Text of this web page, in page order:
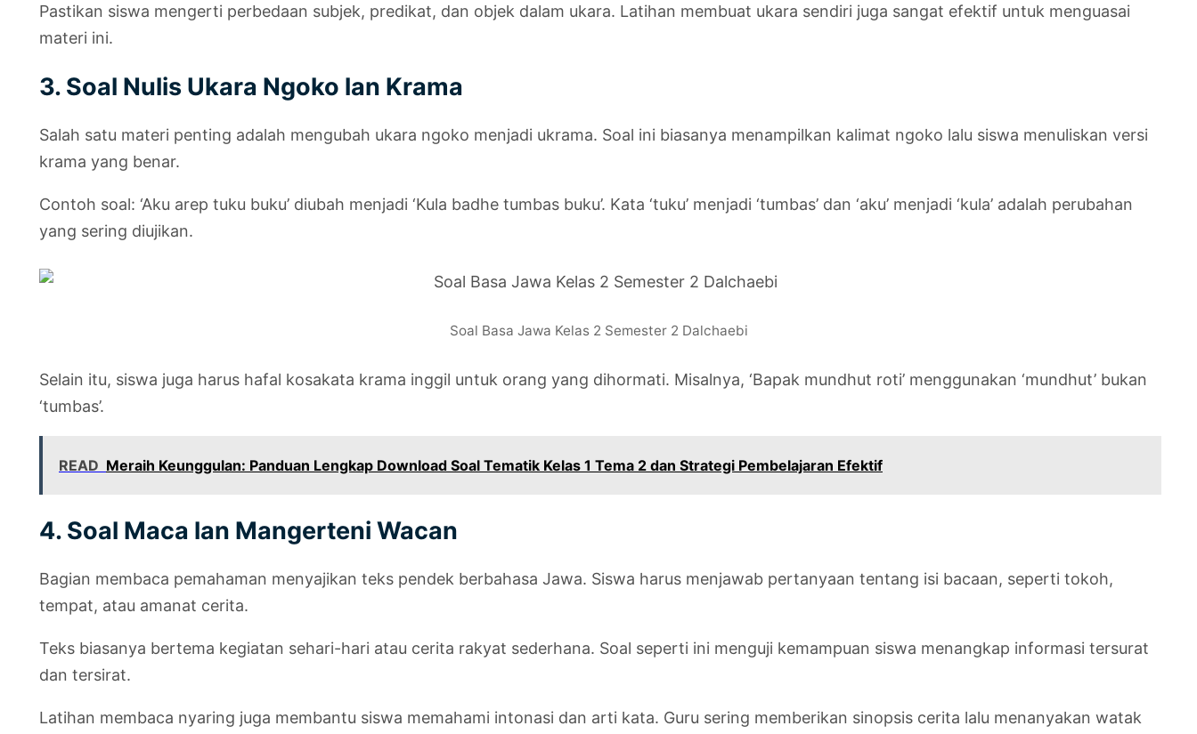
Pastikan siswa mengerti perbedaan subjek, predikat, dan objek dalam ukara. Latihan membuat ukara sendiri juga sangat efektif untuk menguasai
materi ini.
3. Soal Nulis Ukara Ngoko lan Krama
Salah satu materi penting adalah mengubah ukara ngoko menjadi ukrama. Soal ini biasanya menampilkan kalimat ngoko lalu siswa menuliskan versi
krama yang benar.
Contoh soal: ‘Aku arep tuku buku’ diubah menjadi ‘Kula badhe tumbas buku’. Kata ‘tuku’ menjadi ‘tumbas’ dan ‘aku’ menjadi ‘kula’ adalah perubahan
yang sering diujikan.
Soal Basa Jawa Kelas 2 Semester 2 Dalchaebi
Selain itu, siswa juga harus hafal kosakata krama inggil untuk orang yang dihormati. Misalnya, ‘Bapak mundhut roti’ menggunakan ‘mundhut’ bukan
‘tumbas’.
READ Meraih Keunggulan: Panduan Lengkap Download Soal Tematik Kelas 1 Tema 2 dan Strategi Pembelajaran Efektif
4. Soal Maca lan Mangerteni Wacan
Bagian membaca pemahaman menyajikan teks pendek berbahasa Jawa. Siswa harus menjawab pertanyaan tentang isi bacaan, seperti tokoh,
tempat, atau amanat cerita.
Teks biasanya bertema kegiatan sehari-hari atau cerita rakyat sederhana. Soal seperti ini menguji kemampuan siswa menangkap informasi tersurat
dan tersirat.
Latihan membaca nyaring juga membantu siswa memahami intonasi dan arti kata. Guru sering memberikan sinopsis cerita lalu menanyakan watak